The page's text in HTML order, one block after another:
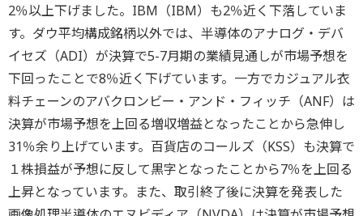
2％以上下げました。IBM（IBM）も2％近く下落していま
す。ダウ平均構成銘柄以外では、半導体のアナログ・デバ
イセズ（ADI）が決算で5-7月期の業績見通しが市場予想を
下回ったことで8％近く下げています。一方でカジュアル衣
料チェーンのアバクロンビー・アンド・フィッチ（ANF）は
決算が市場予想を上回る増収増益となったことから急伸し
31％余り上げています。百貨店のコールズ（KSS）も決算で
１株損益が予想に反して黒字となったことから7％を上回る
上昇となっています。また、取引終了後に決算を発表した